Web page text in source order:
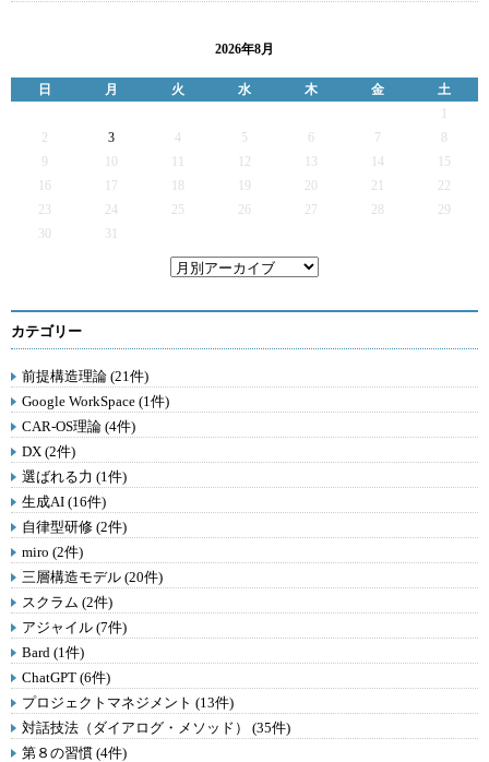
2026年8月
日 月 火 水 木 金
土
2
3 4 5 6 7
9
12 13 14
15
16
17 19 20 21
22
23
24 25 26 27 28
29
30
31
カテゴリー
前提構造理論 (21件)
Google WorkSpace (1件)
CAR-OS理論 (4件)
DX (2件)
選ばれる力 (1件)
生成AI (16件)
自律型研修 (2件)
miro (2件)
三層構造モデル (20件)
スクラム (2件)
アジャイル (7件)
Bard (1件)
ChatGPT (6件)
プロジェクトマネジメント (13件)
対話技法（ダイアログ・メソッド） (35件)
第８の習慣 (4件)